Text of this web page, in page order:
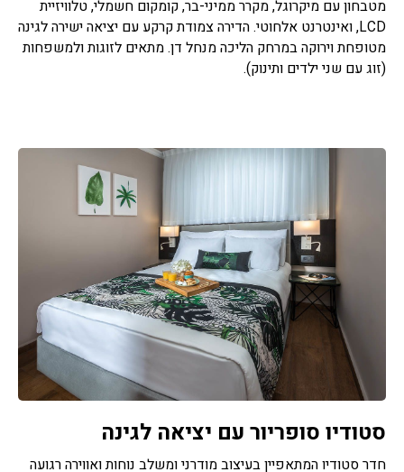
מטבחון עם מיקרוגל, מקרר ממיני-בר, קומקום חשמלי, טלוויזיית
LCD, ואינטרנט אלחוטי. הדירה צמודת קרקע עם יציאה ישירה לגינה
מטופחת וירוקה במרחק הליכה מנחל דן. מתאים לזוגות ולמשפחות
(זוג עם שני ילדים ותינוק).
סטודיו סופריור עם יציאה לגינה
חדר סטודיו המתאפיין בעיצוב מודרני ומשלב נוחות ואווירה רגועה